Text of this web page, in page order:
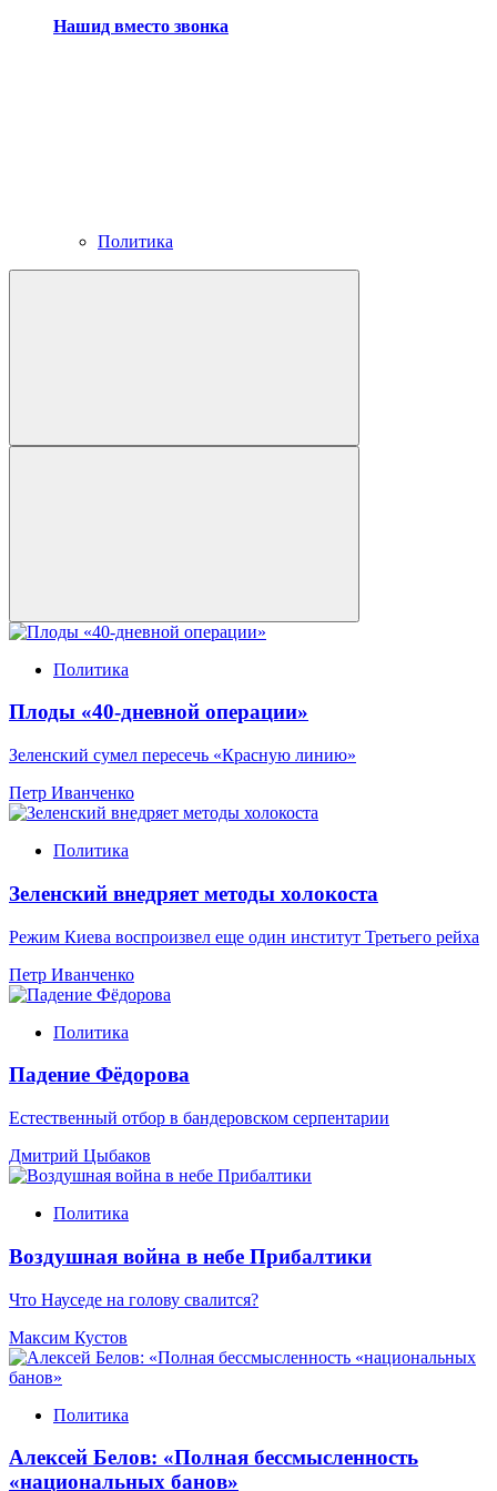
Нашид вместо звонка
Политика
Политика
Плоды «40-дневной операции»
Зеленский сумел пересечь «Красную линию»
Петр Иванченко
Политика
Зеленский внедряет методы холокоста
Режим Киева воспроизвел еще один институт Третьего рейха
Петр Иванченко
Политика
Падение Фёдорова
Естественный отбор в бандеровском серпентарии
Дмитрий Цыбаков
Политика
Воздушная война в небе Прибалтики
Что Науседе на голову свалится?
Максим Кустов
Политика
Алексей Белов: «Полная бессмысленность
«национальных банов»